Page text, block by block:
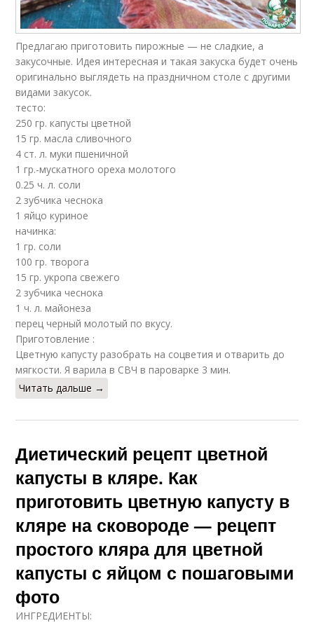
Предлагаю приготовить пирожные — не сладкие, а
закусочные. Идея интересная и такая закуска будет очень
оригинально выглядеть на праздничном столе с другими
видами закусок.
тесто:
250 гр. капусты цветной
15 гр. масла сливочного
4 ст. л. муки пшеничной
1 гр.-мускатного ореха молотого
0.25 ч. л. соли
2 зубчика чеснока
1 яйцо куриное
начинка:
1 гр. соли
100 гр. творога
15 гр. укропa свежего
2 зубчика чеснока
1 ч. л. майонеза
перец черный молотый по вкусу.
Приготовление :
Цветную капусту разобрать на соцветия и отварить до
мягкости. Я варила в СВЧ в пароварке 3 мин.
Читать дальше →
Диетический рецепт цветной
капусты в кляре. Как
приготовить цветную капусту в
кляре на сковороде — рецепт
простого кляра для цветной
капусты с яйцом с пошаговыми
фото
ИНГРЕДИЕНТЫ: